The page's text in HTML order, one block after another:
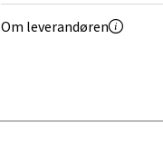
Om leverandøren